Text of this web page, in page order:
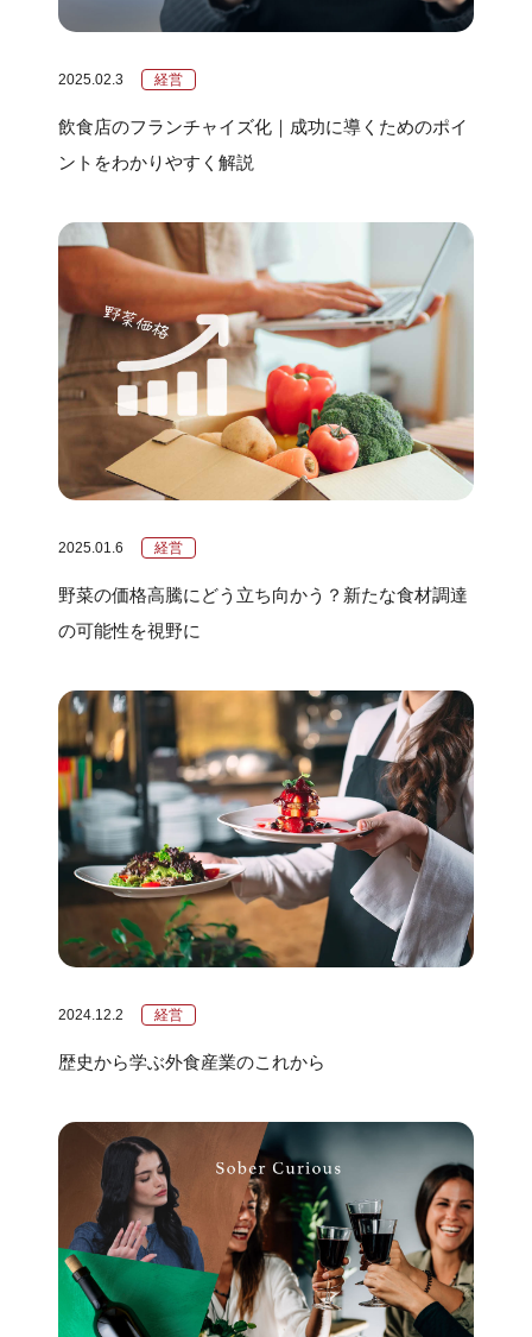
2025.02.3 経営
飲食店のフランチャイズ化｜成功に導くためのポイ
ントをわかりやすく解説
2025.01.6 経営
野菜の価格高騰にどう立ち向かう？新たな食材調達
の可能性を視野に
2024.12.2 経営
歴史から学ぶ外食産業のこれから